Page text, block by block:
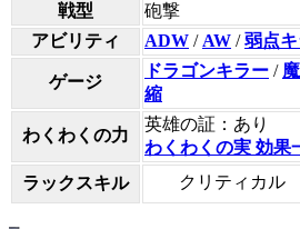
戦型
砲撃
アビリティ
ADW / AW /弱点
ゲージ
ドラゴンキラー /
縮
わくわくの力
英雄の証：あり
わくわくの実 効果
ラックスキル
クリティカル